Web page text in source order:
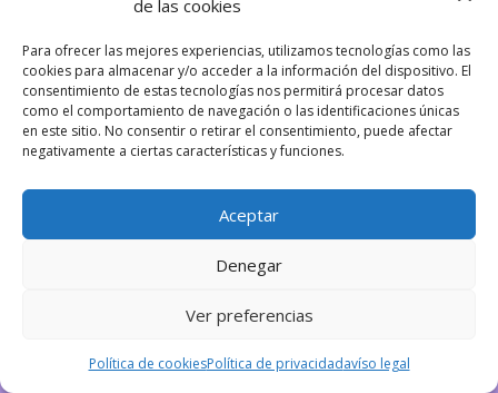
de las cookies
Para ofrecer las mejores experiencias, utilizamos tecnologías como las
cookies para almacenar y/o acceder a la información del dispositivo. El
consentimiento de estas tecnologías nos permitirá procesar datos
como el comportamiento de navegación o las identificaciones únicas
en este sitio. No consentir o retirar el consentimiento, puede afectar
negativamente a ciertas características y funciones.
Aceptar
Denegar
Ver preferencias
Política de cookiesPolítica de privacidadavíso legal
pronto!